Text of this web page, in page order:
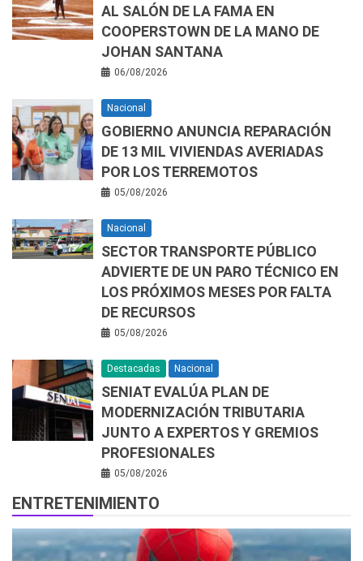
AL SALÓN DE LA FAMA EN
COOPERSTOWN DE LA MANO DE
JOHAN SANTANA
06/08/2026
Nacional
GOBIERNO ANUNCIA REPARACIÓN
DE 13 MIL VIVIENDAS AVERIADAS
POR LOS TERREMOTOS
05/08/2026
Nacional
SECTOR TRANSPORTE PÚBLICO
ADVIERTE DE UN PARO TÉCNICO EN
LOS PRÓXIMOS MESES POR FALTA
DE RECURSOS
05/08/2026
Destacadas Nacional
SENIAT EVALÚA PLAN DE
MODERNIZACIÓN TRIBUTARIA
JUNTO A EXPERTOS Y GREMIOS
PROFESIONALES
05/08/2026
ENTRETENIMIENTO